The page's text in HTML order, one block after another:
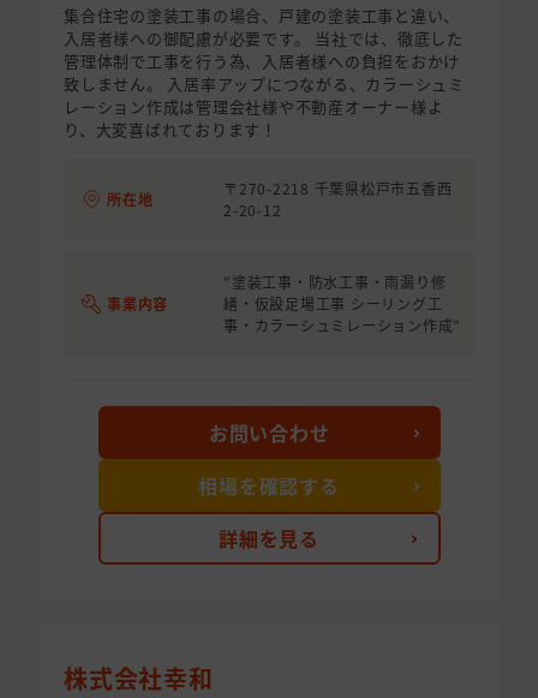
集合住宅の塗装工事の場合、戸建の塗装工事と違い、
入居者様への御配慮が必要です。 当社では、徹底した
管理体制で工事を行う為、入居者様への負担をおかけ
致しません。 入居率アップにつながる、カラーシュミ
レーション作成は管理会社様や不動産オーナー様よ
り、大変喜ばれております！
所在地
〒270-2218 千葉県松戸市五香西
2-20-12
事業内容
"塗装工事・防水工事・雨漏り修
繕・仮設足場工事 シーリング工
事・カラーシュミレーション作成"
詳細を見る
お問い合わせ
相場を確認する
株式会社幸和